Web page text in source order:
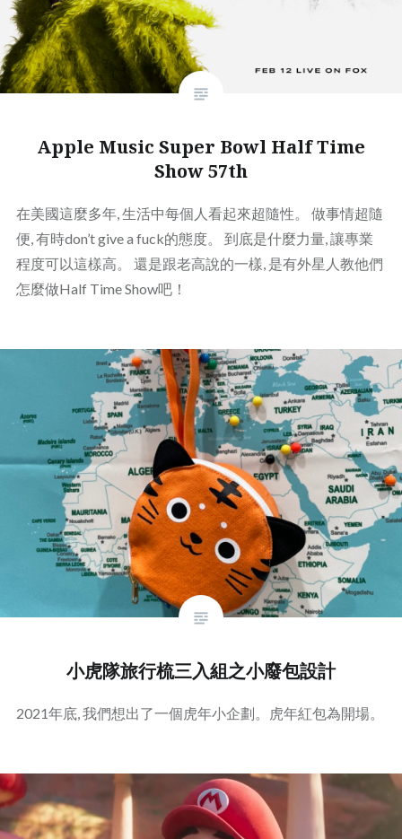
Apple Music Super Bowl Half Time
Show 57th
在美國這麼多年, 生活中每個人看起來超隨性。 做事情超隨
便, 有時don’t give a fuck的態度。 到底是什麼力量, 讓專業
程度可以這樣高。 還是跟老高說的一樣, 是有外星人教他們
怎麼做Half Time Show吧！
小虎隊旅行梳三入組之小廢包設計
2021年底, 我們想出了一個虎年小企劃。虎年紅包為開場。